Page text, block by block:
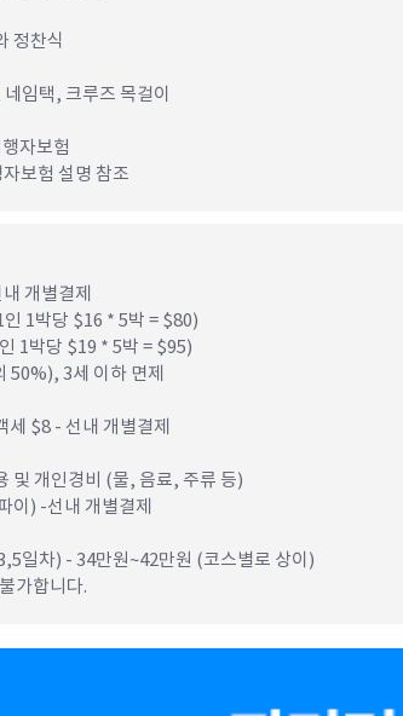
정찬식
임택, 크루즈 목걸이
자보험
보험 설명 참조
개별결제
1박당 $16 * 5박 = $80)
1박당 $19 * 5박 = $95)
50%), 3세 이하 면제
세 $8 - 선내 개별결제
및 개인경비 (물, 음료, 주류 등)
이) -선내 개별결제
일차) - 34만원~42만원 (코스별로 상이)
가합니다.